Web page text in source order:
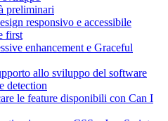
preliminari
responsivo e accessibile
first
enhancement e Graceful
allo sviluppo del software
detection
le feature disponibili con Can I